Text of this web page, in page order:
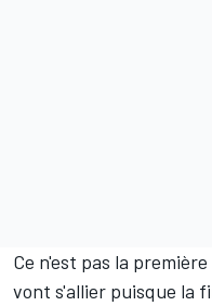
Ce n'est pas la
vont s'allier puisque la